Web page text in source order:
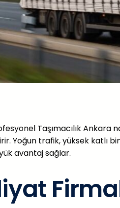
Taşımacılık
Yoğun trafik, yüksek katlı
avantaj sağlar.